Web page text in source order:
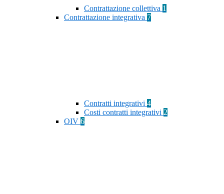
Contrattazione collettiva 1
Contrattazione integrativa 7
Contratti integrativi 4
Costi contratti integrativi 2
OIV 6